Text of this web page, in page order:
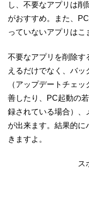
し、不要なアプリは
がおすすめ。また、
っていないアプリはこ
不要なアプリを削除す
えるだけでなく、バ
（アップデートチェ
善したり、PC起動の
録されている場合）、
が出来ます。結果的
きますよ。
ス